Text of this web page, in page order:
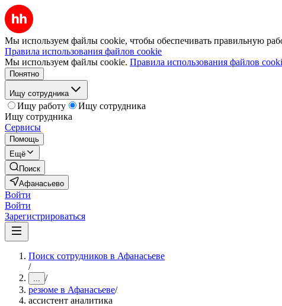
Мы используем файлы cookie, чтобы обеспечивать правильную
Правила использования файлов cookie
Мы используем файлы cookie. Правила использования файлов
Понятно
Ищу сотрудника
Ищу работу
Ищу сотрудника
Ищу сотрудника
Сервисы
Помощь
Ещё
Поиск
Афанасьево
Войти
Войти
Зарегистрироваться
Поиск сотрудников в Афанасьеве
/
... /
резюме в Афанасьеве/
ассистент аналитика